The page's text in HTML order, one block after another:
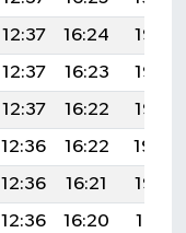
12:37 16:24
19:28
12:37 16:23
19:27
12:37 16:22
19:25
12:36 16:22
19:24
12:36 16:21
19:22
12:36 16:20 19:21